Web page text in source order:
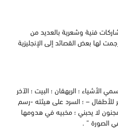
فنية وشعرية بالعديد من
لها بعض القصائد إلى الإنجليزية
الأشياء ؛ الريهقان ؛ البيت ؛ الآخر
– ؛ السرد على هيئته -رسم
لا يحبني ؛ مخبيه في هدومها
الصورة ” .